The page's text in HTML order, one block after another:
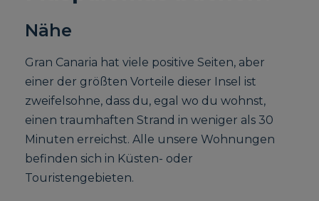
Nähe
Gran Canaria hat viele positive Seiten, aber
einer der größten Vorteile dieser Insel ist
zweifelsohne, dass du, egal wo du wohnst,
einen traumhaften Strand in weniger als 30
Minuten erreichst. Alle unsere Wohnungen
befinden sich in Küsten- oder
Touristengebieten.